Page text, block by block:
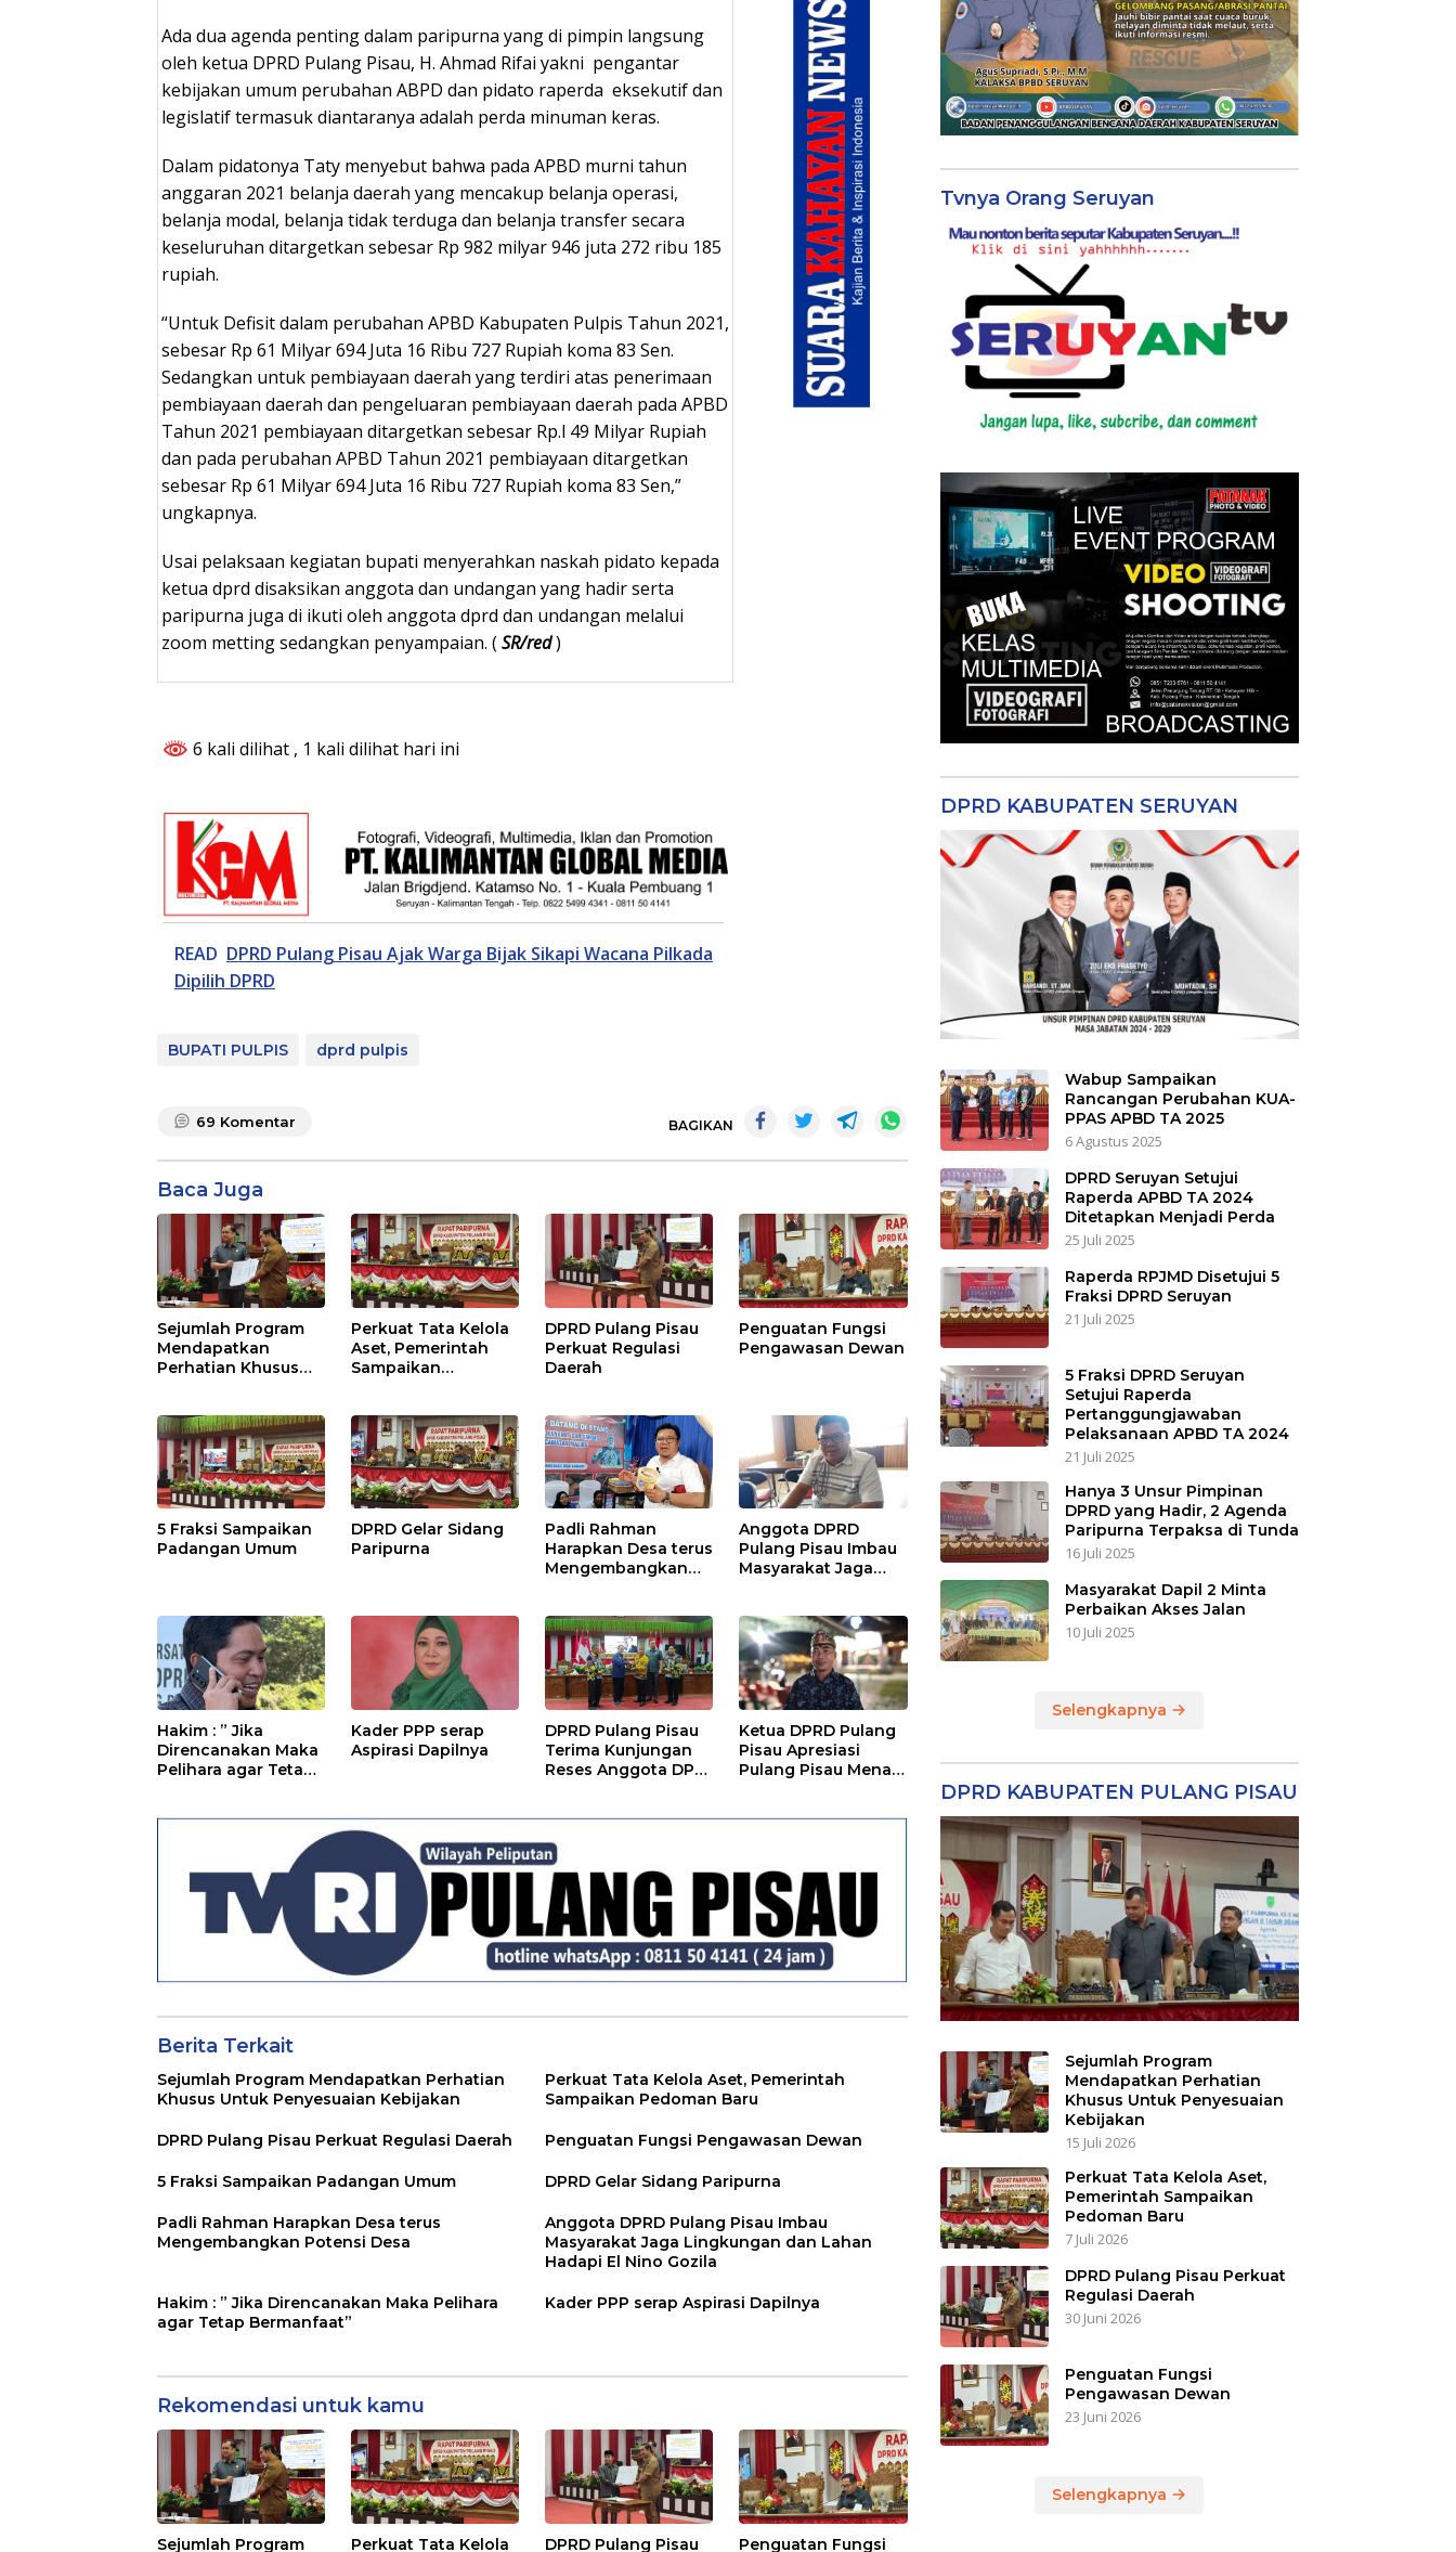
Ada dua agenda penting dalam paripurna yang di pimpin langsung
oleh ketua DPRD Pulang Pisau, H. Ahmad Rifai yakni pengantar
kebijakan umum perubahan ABPD dan pidato raperda eksekutif dan
legislatif termasuk diantaranya adalah perda minuman keras.
Dalam pidatonya Taty menyebut bahwa pada APBD murni tahun
anggaran 2021 belanja daerah yang mencakup belanja operasi,
belanja modal, belanja tidak terduga dan belanja transfer secara
keseluruhan ditargetkan sebesar Rp 982 milyar 946 juta 272 ribu 185
rupiah.
“Untuk Defisit dalam perubahan APBD Kabupaten Pulpis Tahun 2021,
sebesar Rp 61 Milyar 694 Juta 16 Ribu 727 Rupiah koma 83 Sen.
Sedangkan untuk pembiayaan daerah yang terdiri atas penerimaan
pembiayaan daerah dan pengeluaran pembiayaan daerah pada APBD
Tahun 2021 pembiayaan ditargetkan sebesar Rp.l 49 Milyar Rupiah
dan pada perubahan APBD Tahun 2021 pembiayaan ditargetkan
sebesar Rp 61 Milyar 694 Juta 16 Ribu 727 Rupiah koma 83 Sen,”
ungkapnya.
Usai pelaksaan kegiatan bupati menyerahkan naskah pidato kepada
ketua dprd disaksikan anggota dan undangan yang hadir serta
paripurna juga di ikuti oleh anggota dprd dan undangan melalui
zoom metting sedangkan penyampaian. (SR/red)
6 kali dilihat , 1 kali dilihat hari ini
READ DPRD Pulang Pisau Ajak Warga Bijak Sikapi Wacana Pilkada
Dipilih DPRD
BUPATI PULPIS dprd pulpis
69 Komentar BAGIKAN
Baca Juga
Sejumlah Program
Mendapatkan
Perhatian Khusus
Perkuat Tata Kelola
Aset, Pemerintah
Sampaikan
DPRD Pulang Pisau
Perkuat Regulasi
Daerah
Penguatan Fungsi
Pengawasan Dewan
5 Fraksi Sampaikan
Padangan Umum
DPRD Gelar Sidang
Paripurna
Padli Rahman
Harapkan Desa terus
Mengembangkan
Anggota DPRD
Pulang Pisau Imbau
Masyarakat Jaga
Nino Gozila
Hakim : ” Jika
Direncanakan Maka
Pelihara agar Tetap
Kader PPP serap
Aspirasi Dapilnya
DPRD Pulang Pisau
Terima Kunjungan
Reses Anggota DPD
Ketua DPRD Pulang
Pisau Apresiasi
Pulang Pisau Menari
Berita Terkait
Sejumlah Program Mendapatkan Perhatian
Khusus Untuk Penyesuaian Kebijakan
Perkuat Tata Kelola Aset, Pemerintah
Sampaikan Pedoman Baru
DPRD Pulang Pisau Perkuat Regulasi Daerah Penguatan Fungsi Pengawasan Dewan
5 Fraksi Sampaikan Padangan Umum DPRD Gelar Sidang Paripurna
Padli Rahman Harapkan Desa terus
Mengembangkan Potensi Desa
Anggota DPRD Pulang Pisau Imbau
Masyarakat Jaga Lingkungan dan Lahan
Hadapi El Nino Gozila
Hakim : ” Jika Direncanakan Maka Pelihara
agar Tetap Bermanfaat”
Kader PPP serap Aspirasi Dapilnya
Rekomendasi untuk kamu
Sejumlah Program Perkuat Tata Kelola DPRD Pulang Pisau Penguatan Fungsi
Tvnya Orang Seruyan
DPRD KABUPATEN SERUYAN
Wabup Sampaikan
Rancangan Perubahan KUA-
PPAS APBD TA 2025
6 Agustus 2025
DPRD Seruyan Setujui
Raperda APBD TA 2024
Ditetapkan Menjadi Perda
25 Juli 2025
Raperda RPJMD Disetujui 5
Fraksi DPRD Seruyan
21 Juli 2025
5 Fraksi DPRD Seruyan
Setujui Raperda
Pertanggungjawaban
Pelaksanaan APBD TA 2024
21 Juli 2025
Hanya 3 Unsur Pimpinan
DPRD yang Hadir, 2 Agenda
Paripurna Terpaksa di Tunda
16 Juli 2025
Masyarakat Dapil 2 Minta
Perbaikan Akses Jalan
10 Juli 2025
Selengkapnya
DPRD KABUPATEN PULANG PISAU
Sejumlah Program
Mendapatkan Perhatian
Khusus Untuk Penyesuaian
Kebijakan
15 Juli 2026
Perkuat Tata Kelola Aset,
Pemerintah Sampaikan
Pedoman Baru
7 Juli 2026
DPRD Pulang Pisau Perkuat
Regulasi Daerah
30 Juni 2026
Penguatan Fungsi
Pengawasan Dewan
23 Juni 2026
Selengkapnya